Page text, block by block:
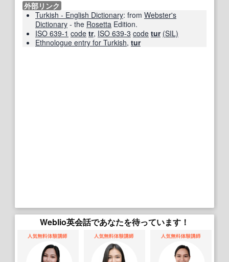
外部リンク
Turkish - English Dictionary: from Webster's
Dictionary - the Rosetta Edition.
ISO 639-1 code tr, ISO 639-3 code tur (SIL)
Ethnologue entry for Turkish, tur
Weblio英会話であなたを待っています！